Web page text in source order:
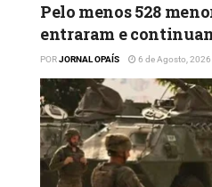
Pelo menos 528
entraram e
PORJORNAL OPAÍS 6 de Agosto, 2026